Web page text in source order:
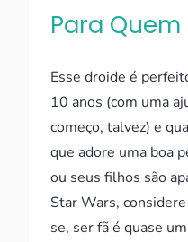
Para
Esse droide é
10 anos (com uma
começo, talvez) e
que adore uma boa
ou seus filhos são
Star Wars,
se, ser fã é quase